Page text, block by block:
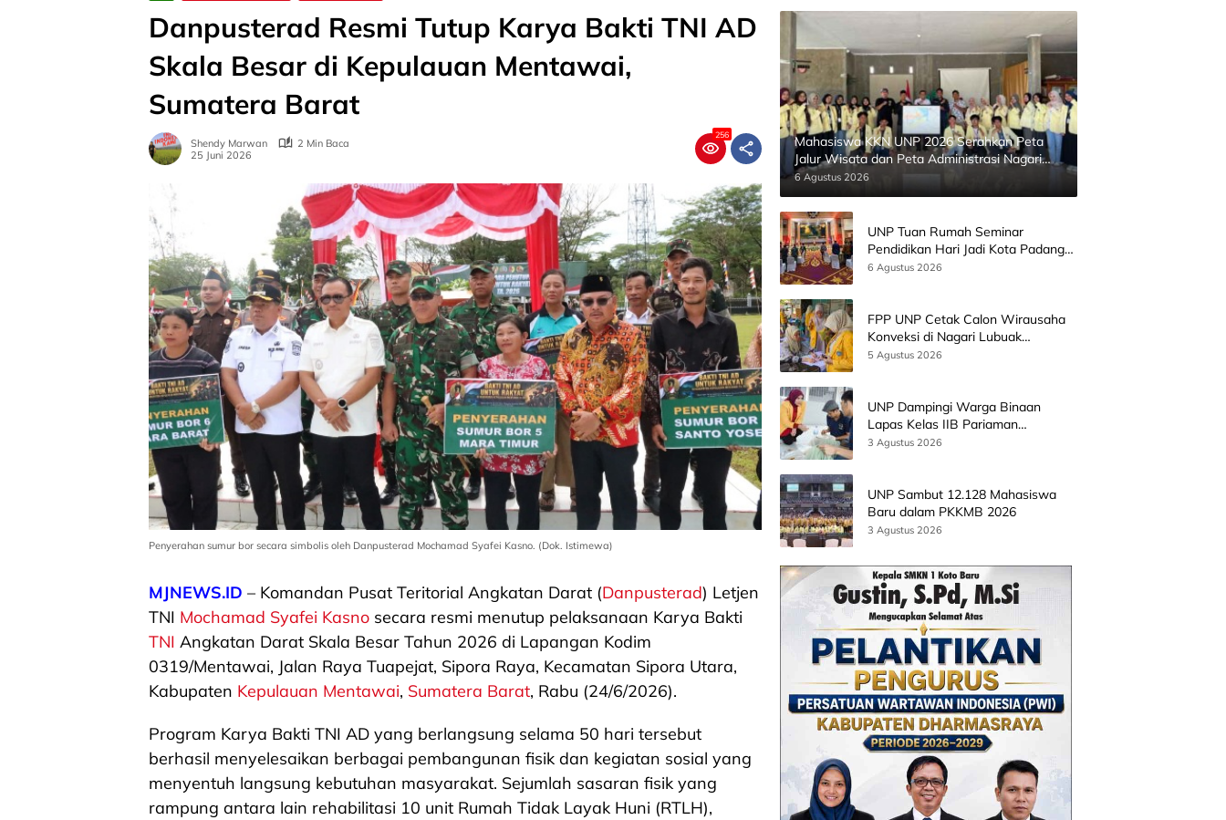
Danpusterad Resmi Tutup Karya Bakti TNI AD
Skala Besar di Kepulauan Mentawai,
Sumatera Barat
Shendy Marwan
2 Min Baca
25 Juni 2026
256
Penyerahan sumur bor secara simbolis oleh Danpusterad Mochamad Syafei Kasno. (Dok. Istimewa)
MJNEWS.ID – Komandan Pusat Teritorial Angkatan Darat (Danpusterad) Letjen
TNI Mochamad Syafei Kasno secara resmi menutup pelaksanaan Karya Bakti
TNI Angkatan Darat Skala Besar Tahun 2026 di Lapangan Kodim
0319/Mentawai, Jalan Raya Tuapejat, Sipora Raya, Kecamatan Sipora Utara,
Kabupaten Kepulauan Mentawai, Sumatera Barat, Rabu (24/6/2026).
Program Karya Bakti TNI AD yang berlangsung selama 50 hari tersebut
berhasil menyelesaikan berbagai pembangunan fisik dan kegiatan sosial yang
menyentuh langsung kebutuhan masyarakat. Sejumlah sasaran fisik yang
rampung antara lain rehabilitasi 10 unit Rumah Tidak Layak Huni (RTLH),
Mahasiswa KKN UNP 2026 Serahkan Peta
Jalur Wisata dan Peta Administrasi Nagari
Paninggahan
6 Agustus 2026
UNP Tuan Rumah Seminar
Pendidikan Hari Jadi Kota Padang
Bersama Wamen Diktisainstek dan
6 Agustus 2026
FPP UNP Cetak Calon Wirausaha
Konveksi di Nagari Lubuak
Batingkok Limapuluh Kota
5 Agustus 2026
UNP Dampingi Warga Binaan
Lapas Kelas IIB Pariaman
Kembangkan Produk Kreatif
3 Agustus 2026
UNP Sambut 12.128 Mahasiswa
Baru dalam PKKMB 2026
3 Agustus 2026